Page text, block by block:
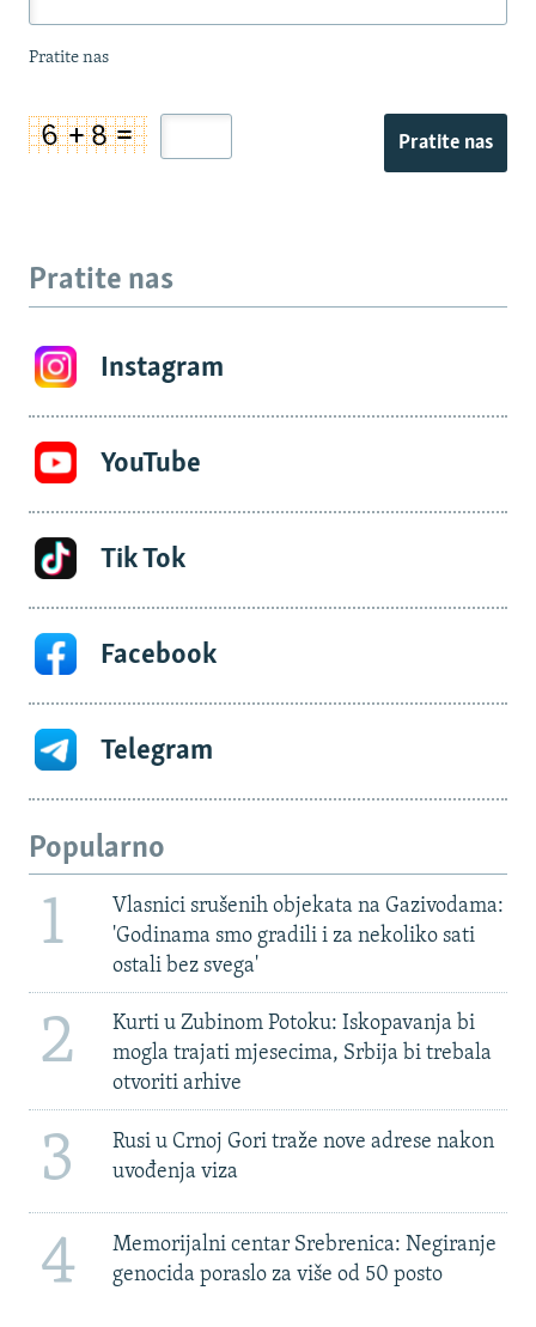
Pratite nas
Pratite nas
Pratite nas
Instagram
YouTube
Tik Tok
Facebook
Telegram
Popularno
1
Vlasnici srušenih objekata na Gazivodama:
'Godinama smo gradili i za nekoliko sati
ostali bez svega'
2
Kurti u Zubinom Potoku: Iskopavanja bi
mogla trajati mjesecima, Srbija bi trebala
otvoriti arhive
3
Rusi u Crnoj Gori traže nove adrese nakon
uvođenja viza
4
Memorijalni centar Srebrenica: Negiranje
genocida poraslo za više od 50 posto